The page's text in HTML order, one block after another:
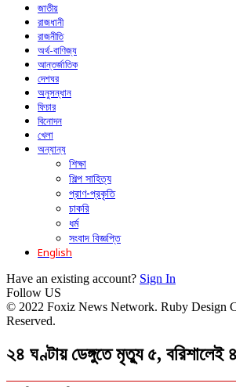
জাতীয়
রাজধানী
রাজনীতি
অর্থ-বাণিজ্য
আন্তর্জাতিক
দেশঘর
অনুসন্ধান
ফিচার
বিনোদন
খেলা
অন্যান্য
শিক্ষা
শিল্প সাহিত্য
প্রাণ-প্রকৃতি
চাকরি
ধর্ম
সংবাদ বিজ্ঞপ্তি
English
Have an existing account? Sign In
Follow US
© 2022 Foxiz News Network. Ruby Design
Reserved.
২৪ ঘণ্টায় ডেঙ্গুতে মৃত্যু ৫, বরিশালেই